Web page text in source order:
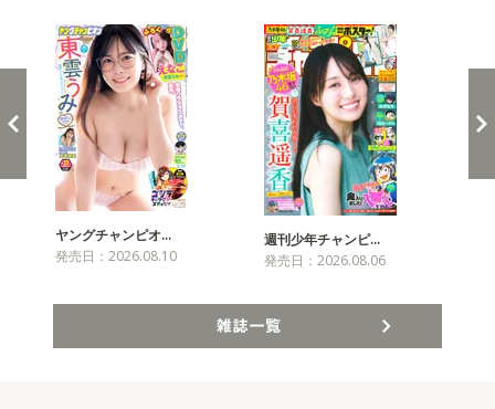
ヤングチャンピオ…
発売日：2026.08.10
週刊少年チャンピ…
発売日：2026.08.06